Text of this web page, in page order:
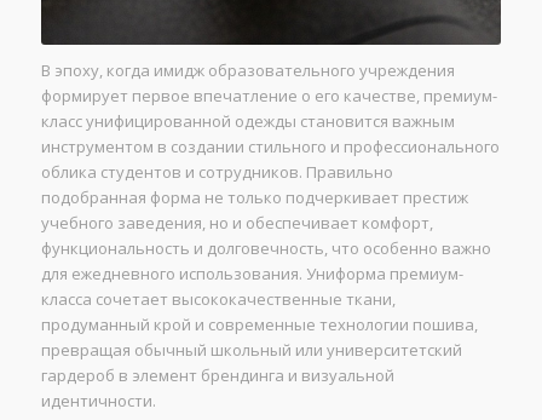
В эпоху, когда имидж образовательного учреждения
формирует первое впечатление о его качестве, премиум-
класс унифицированной одежды становится важным
инструментом в создании стильного и профессионального
облика студентов и сотрудников. Правильно
подобранная форма не только подчеркивает престиж
учебного заведения, но и обеспечивает комфорт,
функциональность и долговечность, что особенно важно
для ежедневного использования. Униформа премиум-
класса сочетает высококачественные ткани,
продуманный крой и современные технологии пошива,
превращая обычный школьный или университетский
гардероб в элемент брендинга и визуальной
идентичности.